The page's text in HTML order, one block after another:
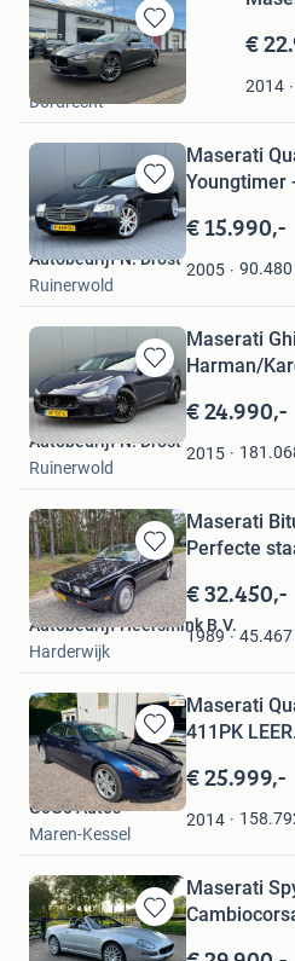
Bewaren
in
Mijn
Favorieten
€
2014
KG Cars
Dordrecht
Bewaren
in
Mijn
Favorieten
Maserati
Youngtimer
€ 15.990,-
2005 90.480
Autobedrijf N. Drost
Ruinerwold
Bewaren
in
Mijn
Favorieten
Maserati
Harman/
€ 24.990,-
2015
Autobedrijf N. Drost
Ruinerwold
Bewaren
in
Mijn
Favorieten
Maserati
Perfecte
€ 32.450,-
1989 45.467
Autobedrijf Heersmink B.V.
Harderwijk
Bewaren
in
Mijn
Favorieten
Maserati
411PK
€ 25.999,-
2014
GoGo Auto's
Maren-Kessel
Bewaren
in
Maserati